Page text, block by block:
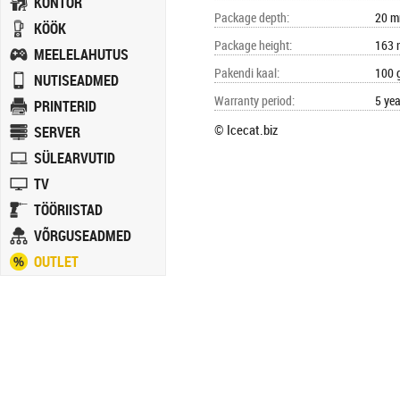
KÖÖK
MEELELAHUTUS
NUTISEADMED
PRINTERID
SERVER
SÜLEARVUTID
TV
TÖÖRIISTAD
VÕRGUSEADMED
OUTLET
Package depth:
20
Package height:
163
Pakendi kaal:
100
Warranty period: 5
© Icecat.biz